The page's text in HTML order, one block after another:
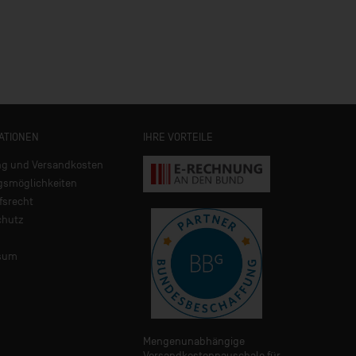
und Versandkosten
IHRE VORTEILE
Mengenunabhängige